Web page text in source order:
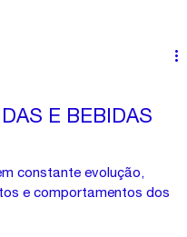
E BEBIDAS
constante evolução,
e comportamentos dos